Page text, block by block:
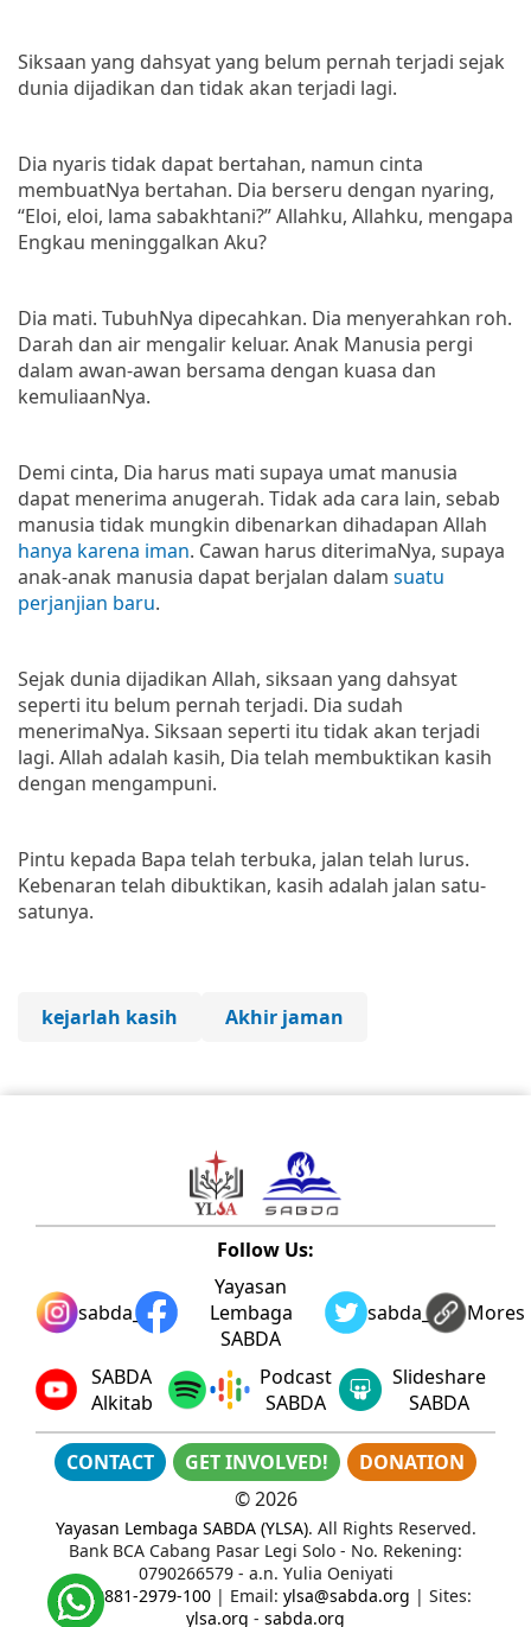
Siksaan yang dahsyat yang belum pernah terjadi sejak
dunia dijadikan dan tidak akan terjadi lagi.
Dia nyaris tidak dapat bertahan, namun cinta
membuatNya bertahan. Dia berseru dengan nyaring,
“Eloi, eloi, lama sabakhtani?” Allahku, Allahku, mengapa
Engkau meninggalkan Aku?
Dia mati. TubuhNya dipecahkan. Dia menyerahkan roh.
Darah dan air mengalir keluar. Anak Manusia pergi
dalam awan-awan bersama dengan kuasa dan
kemuliaanNya.
Demi cinta, Dia harus mati supaya umat manusia
dapat menerima anugerah. Tidak ada cara lain, sebab
manusia tidak mungkin dibenarkan dihadapan Allah
hanya karena iman. Cawan harus diterimaNya, supaya
anak-anak manusia dapat berjalan dalam suatu
perjanjian baru.
Sejak dunia dijadikan Allah, siksaan yang dahsyat
seperti itu belum pernah terjadi. Dia sudah
menerimaNya. Siksaan seperti itu tidak akan terjadi
lagi. Allah adalah kasih, Dia telah membuktikan kasih
dengan mengampuni.
Pintu kepada Bapa telah terbuka, jalan telah lurus.
Kebenaran telah dibuktikan, kasih adalah jalan satu-
satunya.
kejarlah kasih Akhir jaman
Follow Us:
sabda_ylsa
Yayasan
Lembaga
SABDA
sabda_ylsaMores
SABDA
Alkitab
Podcast
SABDA
Slideshare
SABDA
CONTACT GET INVOLVED!
DONATION
©2026
Yayasan Lembaga SABDA (YLSA). All Rights Reserved.
Bank BCA Cabang Pasar Legi Solo - No. Rekening:
0790266579 - a.n. Yulia Oeniyati
WA:0881-2979-100| Email: ylsa@sabda.org | Sites:
ylsa.org - sabda.org